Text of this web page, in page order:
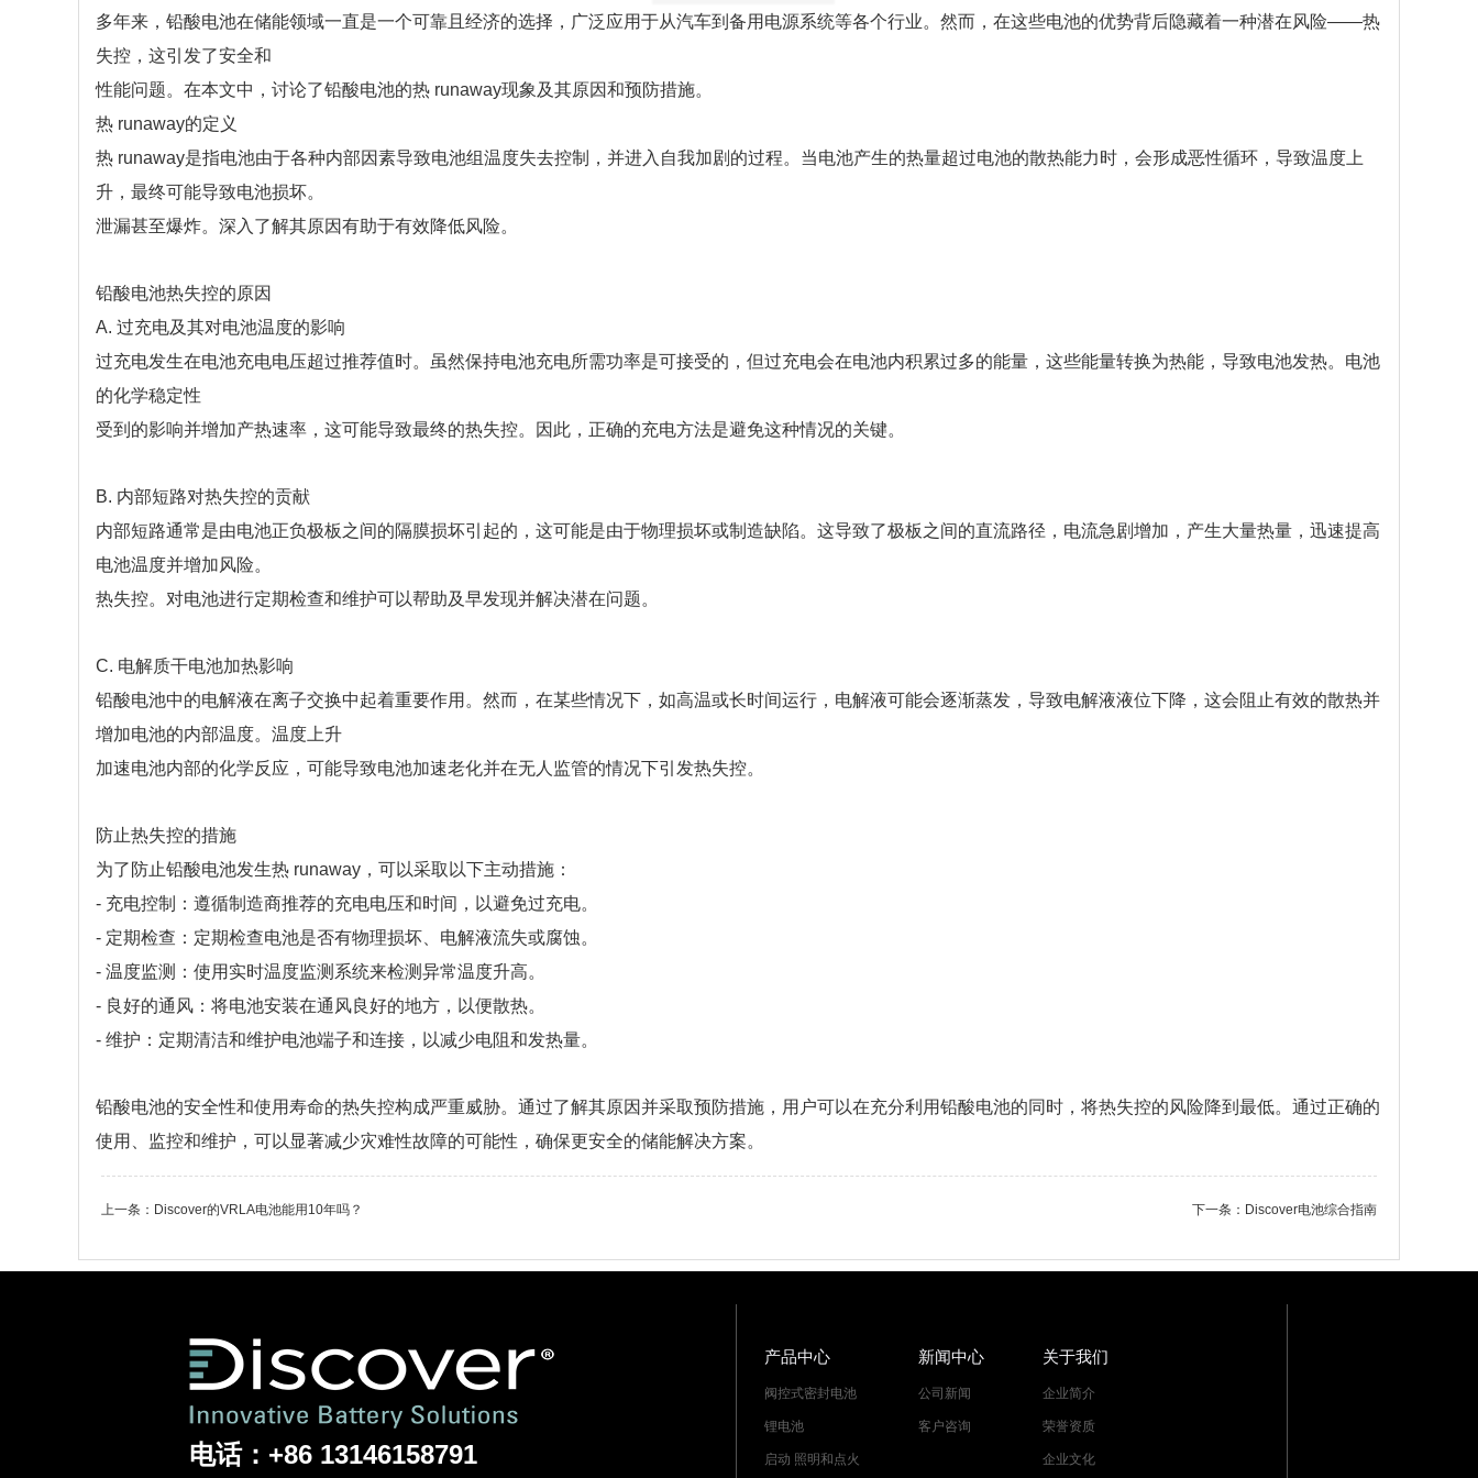
多年来，铅酸电池在储能领域一直是一个可靠且经济的选择，广泛应用于从汽车到备用电源系统等各个行业。然而，在这些电池的优势背后隐藏着一种潜在风险——热
失控，这引发了安全和
性能问题。在本文中，讨论了铅酸电池的热 runaway现象及其原因和预防措施。
热 runaway的定义
热 runaway是指电池由于各种内部因素导致电池组温度失去控制，并进入自我加剧的过程。当电池产生的热量超过电池的散热能力时，会形成恶性循环，导致温度上
升，最终可能导致电池损坏。
泄漏甚至爆炸。深入了解其原因有助于有效降低风险。
铅酸电池热失控的原因
A. 过充电及其对电池温度的影响
过充电发生在电池充电电压超过推荐值时。虽然保持电池充电所需功率是可接受的，但过充电会在电池内积累过多的能量，这些能量转换为热能，导致电池发热。电池
的化学稳定性
受到的影响并增加产热速率，这可能导致最终的热失控。因此，正确的充电方法是避免这种情况的关键。
B. 内部短路对热失控的贡献
内部短路通常是由电池正负极板之间的隔膜损坏引起的，这可能是由于物理损坏或制造缺陷。这导致了极板之间的直流路径，电流急剧增加，产生大量热量，迅速提高
电池温度并增加风险。
热失控。对电池进行定期检查和维护可以帮助及早发现并解决潜在问题。
C. 电解质干电池加热影响
铅酸电池中的电解液在离子交换中起着重要作用。然而，在某些情况下，如高温或长时间运行，电解液可能会逐渐蒸发，导致电解液液位下降，这会阻止有效的散热并
增加电池的内部温度。温度上升
加速电池内部的化学反应，可能导致电池加速老化并在无人监管的情况下引发热失控。
防止热失控的措施
为了防止铅酸电池发生热 runaway，可以采取以下主动措施：
- 充电控制：遵循制造商推荐的充电电压和时间，以避免过充电。
- 定期检查：定期检查电池是否有物理损坏、电解液流失或腐蚀。
- 温度监测：使用实时温度监测系统来检测异常温度升高。
- 良好的通风：将电池安装在通风良好的地方，以便散热。
- 维护：定期清洁和维护电池端子和连接，以减少电阻和发热量。
铅酸电池的安全性和使用寿命的热失控构成严重威胁。通过了解其原因并采取预防措施，用户可以在充分利用铅酸电池的同时，将热失控的风险降到最低。通过正确的
使用、监控和维护，可以显著减少灾难性故障的可能性，确保更安全的储能解决方案。
上一条： Discover的VRLA电池能用10年吗？ 下一条： Discover电池综合指南
电话：+86 13146158791
产品中心
阀控式密封电池
锂电池
启动 照明和点火
新闻中心
公司新闻
客户咨询
关于我们
企业简介
荣誉资质
企业文化